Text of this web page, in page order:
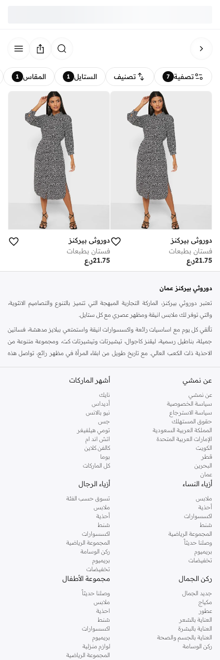
تصفية 7 تصنيف الستايل 1 المقاس 1
دوروثي بيركنز
فستان بطبعات
ر.ع21.75
دوروثي بيركنز
فستان بطبعات
ر.ع21.75
دوروثي بيركنز عمان
تعتبر دوروثي بيركنز، الماركة التجارية المبهجة التي تتميز بالتنوع والتصاميم الانثوية،
والتي توفر لك ملابس انيقة ومظهر عصري مع كل ستايل.
تألقي كل يوم مع اساسيات رائعة واكسسوارات انيقة واستمتعي ببلايز مدهشة، فساتين
جميلة، بناطيل رسمية، ليقنز كاجوال، تيشيرتات وتيشيرتات كت، ومجموعة متنوعة من
الاحذية ذات الكعب العالي. مع تاريخ طويل من ابقاء المرأة في مظهر رائع، تواصل هذه
كنت تقومين بتجديد خزانة ملابسك الملائمة للعمل، البحث عن فستان مثالي للحفلات او
اليه.
تسوقي دوروثي بيركنز اون لاين مسقط
تسوقي دوروثي بيركنز اون لاين من نمشي واستمتعي باكثر من الف ستايل من مجموعة
دوروثي بيركنز الشهيرة. تصفحي المجموعة كاملة في متجر دوروثي بيركنز اون لاين او
استخدمي القائمة لتحديد تجربة تسوق دوروثي بيركنز اون لاين. خدمة التوصيل السريعة
والدعم الاستثنائي يضمن لك تجربة تسوق ممتعة دائما مع نمشي.
عن نمشي
عن نمشي
سياسة الخصوصية
سياسة الاسترجاع
حقوق المستهلك
المملكة العربية السعودية
الإمارات العربية المتحدة
الكويت
قطر
البحرين
عمان
أشهر الماركات
نايك
أديداس
نيو بالانس
جس
تومي هيلفيغر
اتش اند ام
كالفن كلاين
بوما
كل الماركات
أزياء النساء
ملابس
أحذية
اكسسوارات
شنط
المجموعة الرياضية
وصلنا حديثاً
بريميوم
تخفيضات
أزياء الرجال
تسوق حسب الفئة
ملابس
أحذية
شنط
اكسسوارات
المجموعة الرياضية
ركن الوسامة
بريميوم
تخفيضات
ركن الجمال
جديد الجمال
مكياج
عطور
العناية بالشعر
العناية بالبشرة
العناية بالجسم والصحة
ركن الوسامة
مجموعة الأطفال
وصلنا حديثاً
ملابس
احذية
شنط
اكسسوارات
بريميوم
لوازم منزلية
المجموعة الرياضية